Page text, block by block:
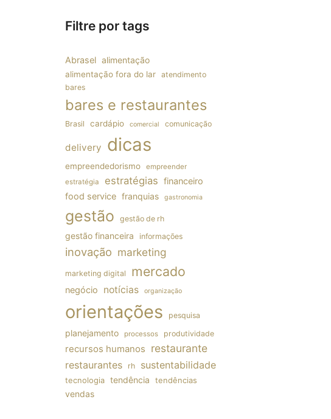
Filtre por tags
Abrasel alimentação
alimentação fora do lar
atendimento
bares
bares e restaurantes
Brasil cardápio comercial comunicação
delivery dicas
empreendedorismo
empreender
estratégia
estratégias financeiro
food service franquias gastronomia
gestão gestão de rh
gestão financeira informações
inovação marketing
marketing digital mercado
negócio notícias organização
orientações pesquisa
planejamento processos produtividade
recursos humanos restaurante
restaurantes rh sustentabilidade
tecnologia tendência tendências
vendas